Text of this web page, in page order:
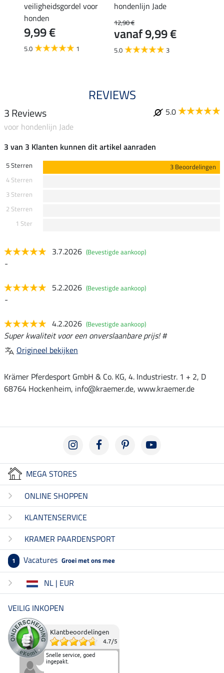
veiligheidsgordel voor
honden
9,99 €
5.0 1
hondenlijn Jade
12,90 €
vanaf 9,99 €
5.0 3
REVIEWS
3 Reviews
5.0
voor hondenlijn Jade
3 van 3 Klanten kunnen dit artikel aanraden
5 Sterren
3 Beoordelingen
4 Sterren
3 Sterren
2 Sterren
1 Ster
3.7.2026 (Bevestigde aankoop)
-
5.2.2026 (Bevestigde aankoop)
-
4.2.2026 (Bevestigde aankoop)
Super kwaliteit voor een onverslaanbare prijs! #
Origineel bekijken
Krämer Pferdesport GmbH & Co. KG, 4. Industriestr. 1 + 2, D
68764 Hockenheim, info@kraemer.de, www.kraemer.de
MEGA STORES
ONLINE SHOPPEN
KLANTENSERVICE
KRAMER PAARDENSPORT
1 Vacatures Groei met ons mee
NL | EUR
VEILIG INKOPEN
Klantbeoordelingen
4.7/5
Snelle service, goed
ingepakt.